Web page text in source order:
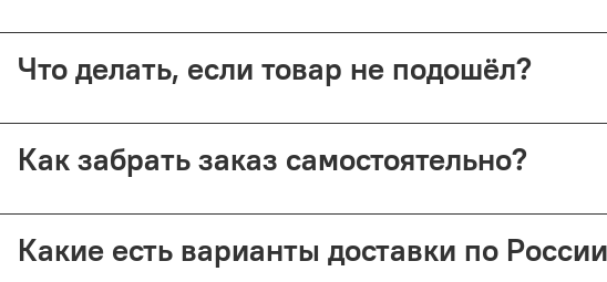
Что делать, если товар не подошёл?
Как забрать заказ самостоятельно?
Какие есть варианты доставки по